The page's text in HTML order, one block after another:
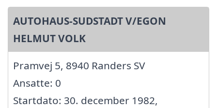
AUTOHAUS-SUDSTADT V/EGON
HELMUT VOLK
Pramvej 5, 8940 Randers SV
Ansatte: 0
Startdato: 30. december 1982,